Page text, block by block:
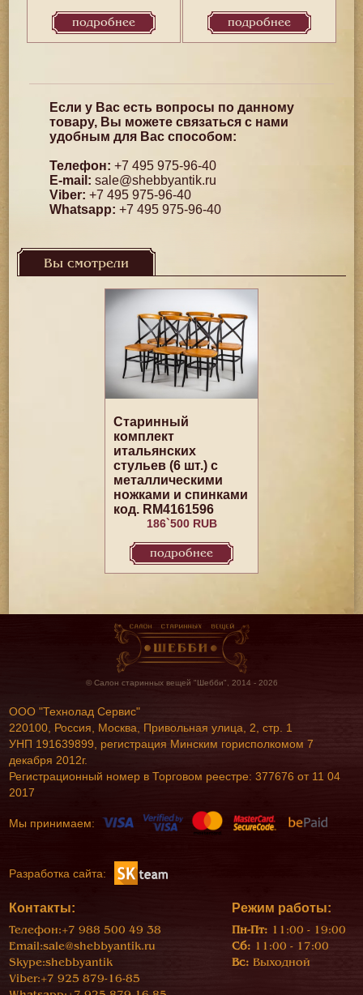
подробнее подробнее
Если у Вас есть вопросы по данному
товару, Вы можете связаться с нами
удобным для Вас способом:
Телефон: +7 495 975-96-40
E-mail: sale@shebbyantik.ru
Viber: +7 495 975-96-40
Whatsapp: +7 495 975-96-40
Вы смотрели
Старинный
комплект
итальянских
стульев (6 шт.) с
металлическими
ножками и спинками
код. RM4161596
186`500 RUB
подробнее
© Салон старинных вещей "Шебби", 2014 - 2026
ООО "Технолад Сервис"
220100, Россия, Москва, Привольная улица, 2, стр. 1
УНП 191639899, регистрация Минским горисполкомом 7
декабря 2012г.
Регистрационный номер в Торговом реестре: 377676 от 11 04
2017
Мы принимаем:
Разработка сайта:
Контакты:
Телефон:+7 988 500 49 38
Email:sale@shebbyantik.ru
Skype:shebbyantik
Viber:+7 925 879-16-85
Режим работы:
Пн-Пт: 11:00 - 19:00
Сб: 11:00 - 17:00
Вс: Выходной